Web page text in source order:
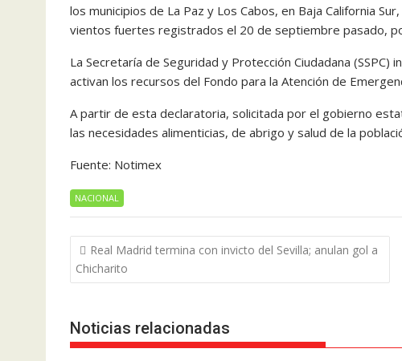
los municipios de La Paz y Los Cabos, en Baja California
vientos fuertes registrados el 20 de septiembre pasado,
La Secretaría de Seguridad y Protección Ciudadana
activan los recursos del Fondo para la Atención de
A partir de esta declaratoria, solicitada por el gobierno
las necesidades alimenticias, de abrigo y salud de la
Fuente: Notimex
NACIONAL
Navegación
de
entradas
Real Madrid termina con invicto del Sevilla; anulan gol a
Chicharito
Noticias relacionadas